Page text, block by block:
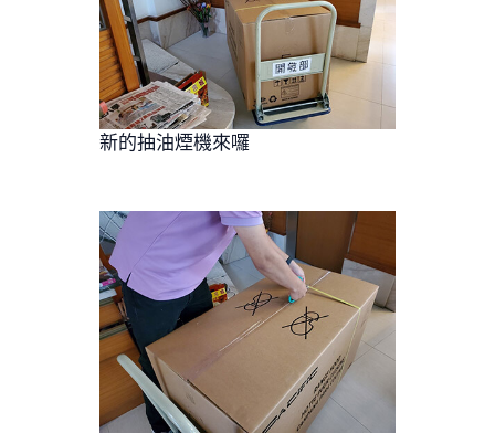
新的抽油煙機來囉